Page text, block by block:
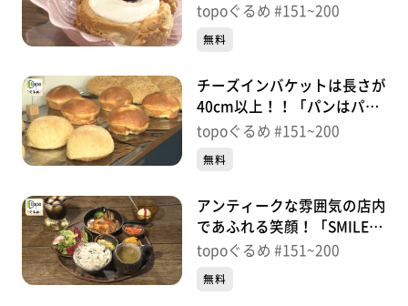
みどり」（石巻市日和が丘）
topoぐるめ #151~200
無料
チーズインバケットは長さが
40cm以上！！「パンはパン
でも…」（石巻市中央）＃
topoぐるめ #151~200
無料
アンティークな雰囲気の店内
であふれる笑顔！「SMILE
MARKET」（石巻市南中里）
topoぐるめ #151~200
無料